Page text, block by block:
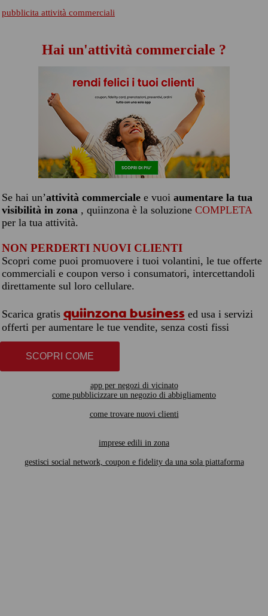
pubblicita attività commerciali
Hai un'attività commerciale ?
Se hai un’attività commerciale e vuoi aumentare la tua
visibilità in zona , quiinzona è la soluzione COMPLETA
per la tua attività.
NON PERDERTI NUOVI CLIENTI
Scopri come puoi promuovere i tuoi volantini, le tue offerte
commerciali e coupon verso i consumatori, intercettandoli
direttamente sul loro cellulare.
Scarica gratis quiinzona business ed usa i servizi
offerti per aumentare le tue vendite, senza costi fissi
SCOPRI COME
app per negozi di vicinato
come pubblicizzare un negozio di abbigliamento
come trovare nuovi clienti
imprese edili in zona
gestisci social network, coupon e fidelity da una sola piattaforma